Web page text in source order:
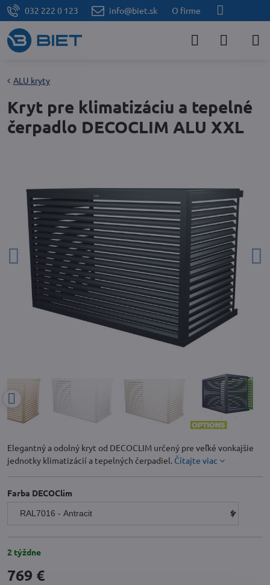
032 222 0 123 info@biet.sk O firme
ALU kryty
Kryt pre klimatizáciu a tepelné
čerpadlo DECOCLIM ALU XXL
Elegantný a odolný kryt od DECOCLIM určený pre veľké vonkajšie
jednotky klimatizácií a tepelných čerpadiel. Čítajte viac
Farba DECOClim
2 týždne
769 €